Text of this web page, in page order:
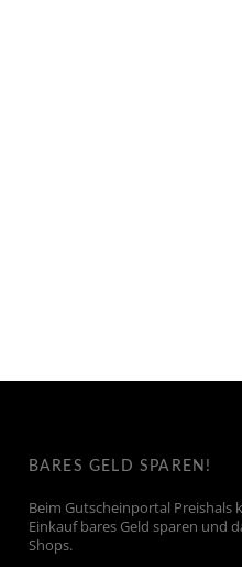
BARES GELD SPAREN!
Beim Gutscheinportal Preishals
Einkauf bares Geld sparen und
Shops.